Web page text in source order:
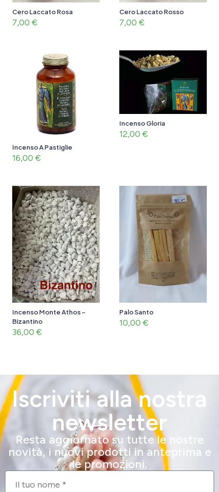
Cero Laccato Rosa
7,00 €
Cero Laccato Rosso
7,00 €
Incenso A Pastiglie
16,00 €
Incenso Gloria
12,00 €
Incenso Monte Athos –
Bizantino
36,00 €
Palo Santo
10,00 €
Iscriviti alla nostra
newsletter
Resta aggiornato su tutte le nostre
novità, i nuovi prodotti in anteprima e
le promozioni.